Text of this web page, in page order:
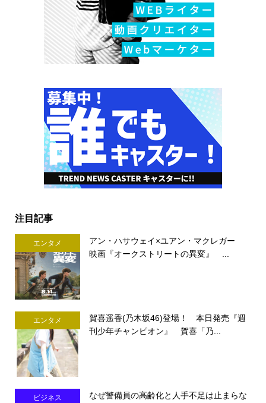
注目記事
エンタメ
アン・ハサウェイ×ユアン・マクレガー
映画『オークストリートの異変』 ...
エンタメ
賀喜遥香(乃木坂46)登場！ 本日発売『週
刊少年チャンピオン』 賀喜「乃...
ビジネス
なぜ警備員の高齢化と人手不足は止まらな